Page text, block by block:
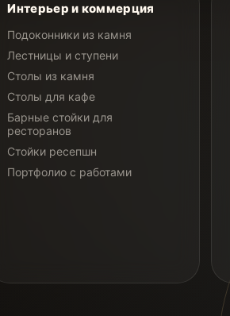
Интерьер и коммерция
Подоконники из камня
Лестницы и ступени
Столы из камня
Столы для кафе
Барные стойки для
ресторанов
Стойки ресепшн
Портфолио с работами